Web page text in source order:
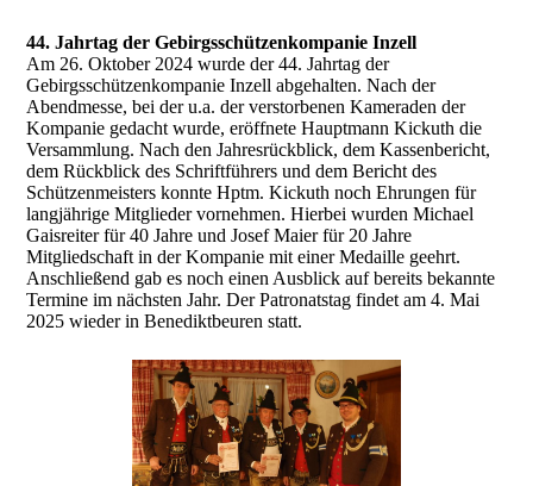
44. Jahrtag der Gebirgsschützenkompanie Inzell
Am 26. Oktober 2024 wurde der 44. Jahrtag der
Gebirgsschützenkompanie Inzell abgehalten. Nach der
Abendmesse, bei der u.a. der verstorbenen Kameraden der
Kompanie gedacht wurde, eröffnete Hauptmann Kickuth die
Versammlung. Nach den Jahresrückblick, dem Kassenbericht,
dem Rückblick des Schriftführers und dem Bericht des
Schützenmeisters konnte Hptm. Kickuth noch Ehrungen für
langjährige Mitglieder vornehmen. Hierbei wurden Michael
Gaisreiter für 40 Jahre und Josef Maier für 20 Jahre
Mitgliedschaft in der Kompanie mit einer Medaille geehrt.
Anschließend gab es noch einen Ausblick auf bereits bekannte
Termine im nächsten Jahr. Der Patronatstag findet am 4. Mai
2025 wieder in Benediktbeuren statt.